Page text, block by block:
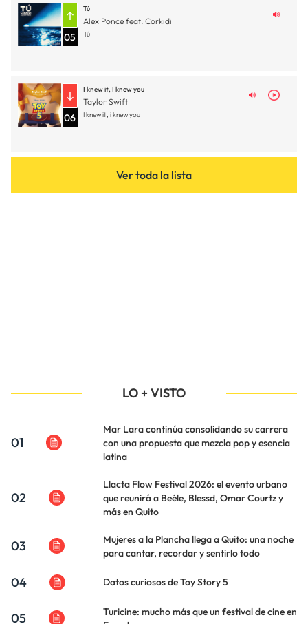
05
Tú
Alex Ponce feat. Corkidi
Tú
06
I knew it, I knew you
Taylor Swift
I knew it, i knew you
Ver toda la lista
LO + VISTO
01
Mar Lara continúa consolidando su carrera
con una propuesta que mezcla pop y esencia
latina
02
Llacta Flow Festival 2026: el evento urbano
que reunirá a Beéle, Blessd, Omar Courtz y
más en Quito
03
Mujeres a la Plancha llega a Quito: una noche
para cantar, recordar y sentirlo todo
04 Datos curiosos de Toy Story 5
05
Turicine: mucho más que un festival de cine en